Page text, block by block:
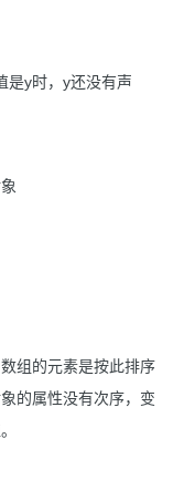
是y时，y还没有声
组的元素是按此排序
的属性没有次序，变